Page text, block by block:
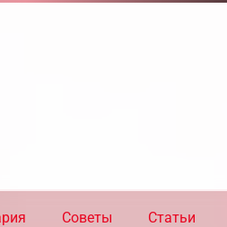
Советы Статьи